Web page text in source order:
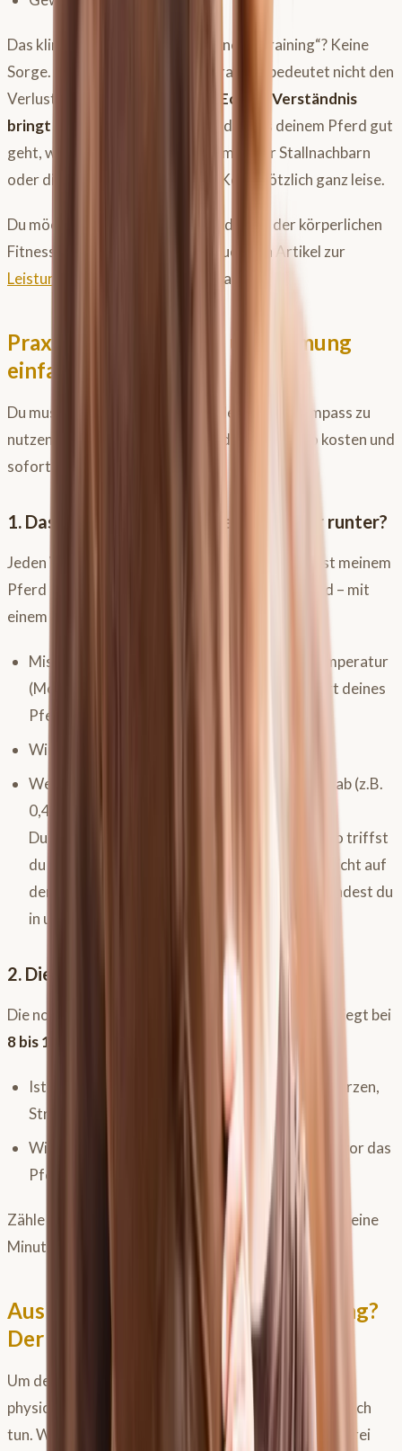
Das klingt nach Arbeit und „Diagnose-Training“? Keine
Sorge. Medizinisch fundiertes Training bedeutet nicht den
Verlust von Spaß. Im Gegenteil:
Echtes Verständnis
bringt Freiheit.
Wenn du weißt, dass es deinem Pferd gut
geht, werden die kritischen Stimmen der Stallnachbarn
oder die eigene Unsicherheit im Kopf plötzlich ganz leise.
Du möchtest mehr über die Grundlagen der körperlichen
Fitness wissen? Dann schau dir auch den Artikel zur
Leistungsdiagnostik beim Pferd
an.
Praxisbeispiele: Decke und Atmung
einfach erklärt
Du musst kein Tierarzt sein, um den Pferdekompass zu
nutzen. Hier sind zwei Beispiele, die dich 0 Euro kosten und
sofort Klarheit schaffen.
1. Das leidige Thema: Decke drauf oder runter?
Jeden Winter das gleiche Gedankenkarussell: „Ist meinem
Pferd kalt?“ Hör auf zu raten und frag dein Pferd – mit
einem Fieberthermometer.
Miss an 7 Tagen bei normalem Wetter die Temperatur
(Morgens/Abends), um den Durchschnittswert deines
Pferdes zu kennen.
Wird es kälter, miss erneut.
Weicht die Temperatur signifikant nach unten ab (z.B.
0,4 oder 0,6 Grad unter dem individuellen
Durchschnitt), dann friert dein Pferd. Punkt. So triffst
du Entscheidungen basierend auf Tatsachen, nicht auf
der Meinung von Lieschen Müller. Mehr dazu findest du
in unserem
2. Die Atmung als Frühwarnsystem
Die normale Atemfrequenz eines Pferdes in Ruhe liegt bei
8 bis 16 Atemzügen pro Minute
Ist sie höher, ist das ein Alarmzeichen für Schmerzen,
Stress oder Atemwegsprobleme.
Wichtig: Die Atemfrequenz steigt oft lange, bevor das
Pferd hustet. Husten ist ein Spätsymptom!
Zähle einfach beim Putzen die Atemzüge. Es dauert eine
Minute und gibt dir Sicherheit.
Ausbildung, Bewegung oder Training?
Der feine Unterschied
Um dein Pferd gesund zu erhalten, müssen wir
physiologisch sauber unterscheiden, was wir eigentlich
tun. Wir werfen oft alles in einen Topf, aber es gibt drei